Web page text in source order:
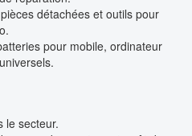
pièces détachées et outils pour
pour mobile, ordinateur
le secteur.